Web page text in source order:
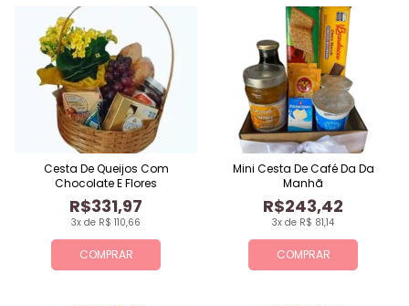
COMPRAR
3x de R$ 110,66
R$331,97
Cesta De Queijos Com
Chocolate E Flores
COMPRAR
3x de R$ 81,14
R$243,42
Mini Cesta De Café Da Da
Manhã